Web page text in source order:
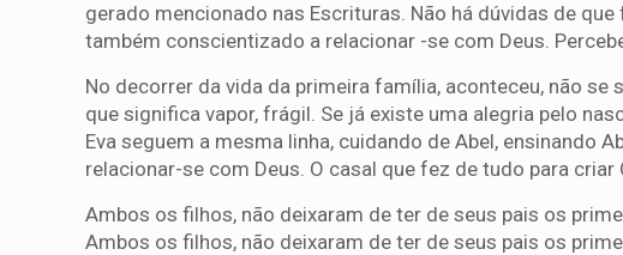
gerado mencionado nas Escrituras. Não há dúvidas de
também conscientizado a relacionar -se com Deus.
No decorrer da vida da primeira família, aconteceu, não
que significa vapor, frágil. Se já existe uma alegria pelo
Eva seguem a mesma linha, cuidando de Abel, ensinando
relacionar-se com Deus. O casal que fez de tudo para
Ambos os filhos, não deixaram de ter de seus pais os
Ambos os filhos, não deixaram de ter de seus pais os